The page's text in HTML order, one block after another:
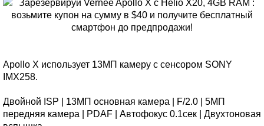
Apollo X использует 13МП камеру с сенсором SONY
IMX258.
Двойной ISP | 13МП основная камера | F/2.0 | 5МП
передняя камера | PDAF | Автофокус 0.1сек | Двухтоновая